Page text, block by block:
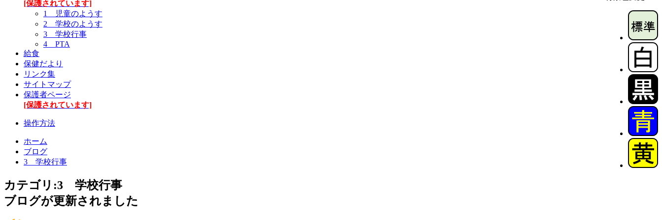
[保護されています]
1 児童のようす
2 学校のようす
3 学校行事
4 PTA
給食
保健だより
リンク集
サイトマップ
保護者ページ
[保護されています]
操作方法
ホーム
ブログ
3 学校行事
カテゴリ:3 学校行事
ブログが更新されました